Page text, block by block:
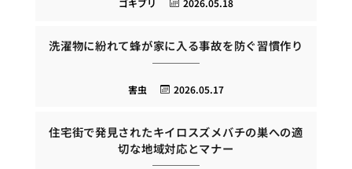
2026.05.18
ゴキブリ
洗濯物に紛れて蜂が家に入る事故を防ぐ習慣作り
2026.05.17
害虫
住宅街で発見されたキイロスズメバチの巣への適
切な地域対応とマナー